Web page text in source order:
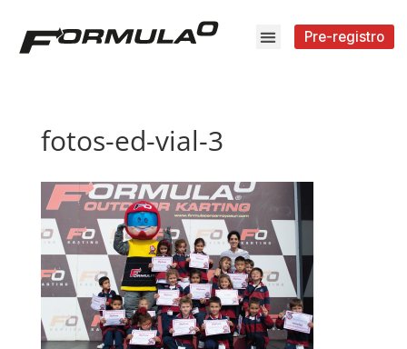
Pre-registro
fotos-ed-vial-3